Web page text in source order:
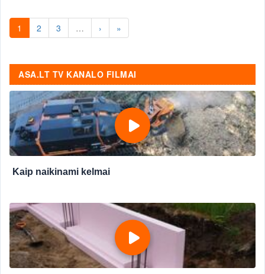
1 2 3 … › »
ASA.LT TV KANALO FILMAI
Kaip naikinami kelmai